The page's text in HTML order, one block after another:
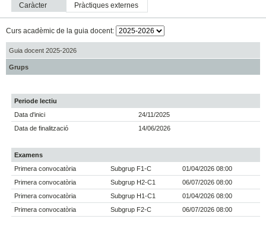
Caràcter
pràctiques externes
Curs acadèmic de la guia docent:
Guia docent 2025-2026
Grups
Periode lectiu
Data d'inici
24/11/2025
Data de finalització
14/06/2026
Examens
Primera convocatòria
Subgrup F1-C
01/04/2026 08:00
Primera convocatòria
Subgrup H2-C1
06/07/2026 08:00
Primera convocatòria
Subgrup H1-C1
01/04/2026 08:00
Primera convocatòria
Subgrup F2-C 06/07/2026 08:00